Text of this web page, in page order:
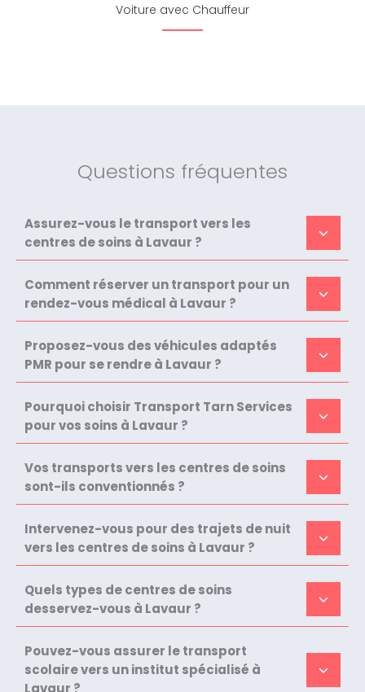
Voiture avec Chauffeur
Questions fréquentes
Assurez-vous le transport vers les
centres de soins à Lavaur ?
Comment réserver un transport pour un
rendez-vous médical à Lavaur ?
Proposez-vous des véhicules adaptés
PMR pour se rendre à Lavaur ?
Pourquoi choisir Transport Tarn Services
pour vos soins à Lavaur ?
Vos transports vers les centres de soins
sont-ils conventionnés ?
Intervenez-vous pour des trajets de nuit
vers les centres de soins à Lavaur ?
Quels types de centres de soins
desservez-vous à Lavaur ?
Pouvez-vous assurer le transport
scolaire vers un institut spécialisé à
Lavaur ?